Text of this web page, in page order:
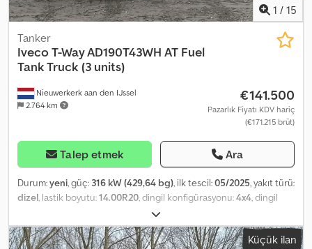
1 / 15
Nieuwerkerk aan den IJssel
2.764 km
Tanker
IvecoT-Way AD190T43WH AT Fuel
Tank Truck (3 units)
€141.500
Pazarlık Fiyatı KDV hariç
(€171.215 brüt)
Talep etmek Ara
Durum:yeni, güç: 316 kW (429,64 bg), ilk tescil:05/2025, yakıt türü:
dizel, lastik boyutu:14.00R20, dingil konfigürasyonu:4x4, dingil
dizel, yakıt deposu kapasitesi:
renk:beyaz, şoför kabini:gündüz kabini, vites türü:otomatik,
emisyon sınıfı:Euro 3, süspansiyon:çelik, toplam uzunluk:7.650
Küçük ilan